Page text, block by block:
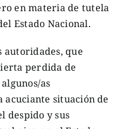
en materia de tutela
Estado Nacional.
autoridades, que
perdida de
as
acuciante situación de
despido y sus